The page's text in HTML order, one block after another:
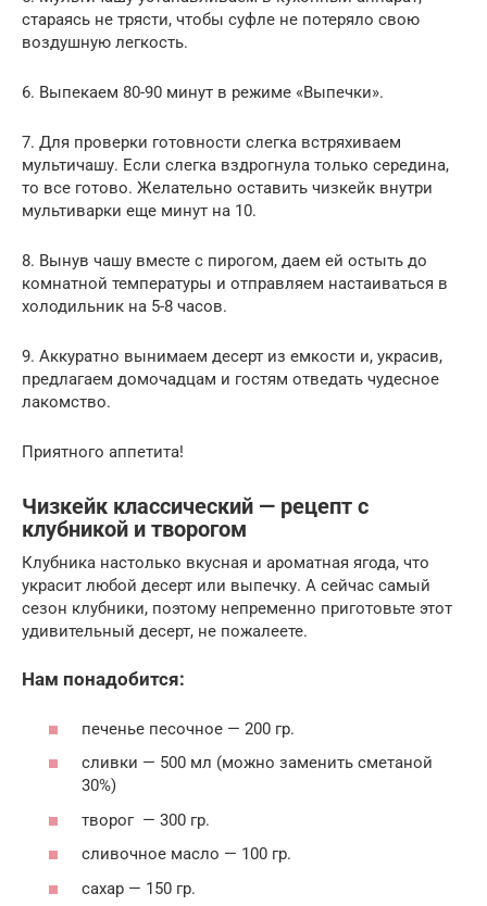
стараясь не трясти, чтобы суфле не потеряло свою
воздушную легкость.
6. Выпекаем 80-90 минут в режиме «Выпечки».
7. Для проверки готовности слегка встряхиваем
мультичашу. Если слегка вздрогнула только середина,
то все готово. Желательно оставить чизкейк внутри
мультиварки еще минут на 10.
8. Вынув чашу вместе с пирогом, даем ей остыть до
комнатной температуры и отправляем настаиваться в
холодильник на 5-8 часов.
9. Аккуратно вынимаем десерт из емкости и, украсив,
предлагаем домочадцам и гостям отведать чудесное
лакомство.
Приятного аппетита!
Чизкейк классический — рецепт с
клубникой и творогом
Клубника настолько вкусная и ароматная ягода, что
украсит любой десерт или выпечку. А сейчас самый
сезон клубники, поэтому непременно приготовьте этот
удивительный десерт, не пожалеете.
Нам понадобится:
печенье песочное — 200 гр.
сливки — 500 мл (можно заменить сметаной
30%)
творог — 300 гр.
сливочное масло — 100 гр.
сахар — 150 гр.